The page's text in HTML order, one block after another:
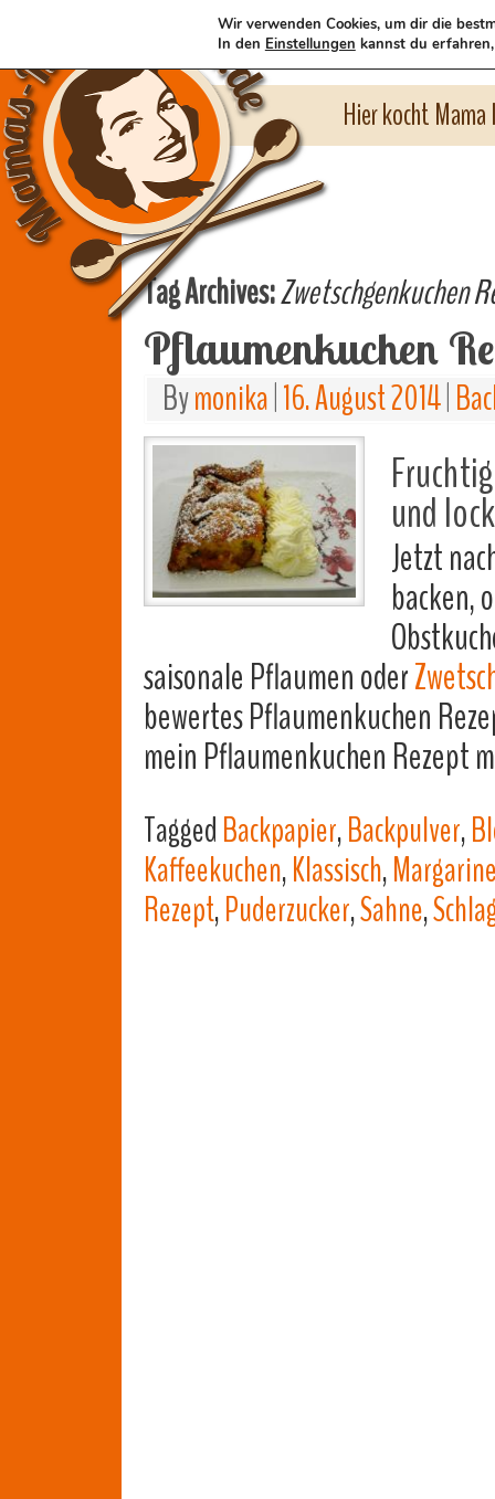
Hier kocht
Tag Archives:Zwetschgenkuchen
Pflaumenkuchen
Bymonika 16. August 2014
und
Jetzt
backen,
saisonale Pflaumen oder
bewertes Pflaumenkuchen
mein Pflaumenkuchen Rezept
TaggedBackpapier,Backpulver,
Kaffeekuchen,Klassisch,
Rezept,Puderzucker,Sahne,
Wir verwenden Cookies, um dir die
In den Einstellungen kannst du